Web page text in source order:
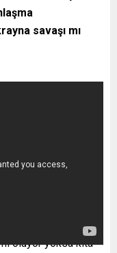
savaşı mı
oluyor yoksa kıta